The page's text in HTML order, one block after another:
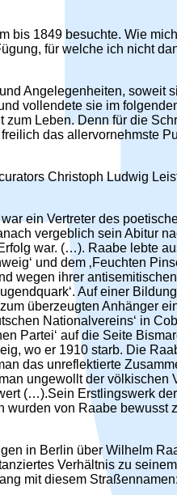
bis 1849 besuchte. Wie
für welche ich nicht
Angelegenheiten, soweit
vollendete sie im
zum Leben. Denn für die
das allervornehmste
Christoph Ludwig
ein Vertreter des
vergeblich sein Abitur
war. (…). Raabe lebte
und dem ‚Feuchten
wegen ihrer
Auf einer
überzeugten Anhänger
Nationalvereins‘ in
Partei‘ auf die Seite
wo er 1910 starb. Die
das unreflektierte
ungewollt der völkischen
(…).Sein Erstlingswerk der
wurden von Raabe bewusst
in Berlin über Wilhelm
Verhältnis zu
mit diesem